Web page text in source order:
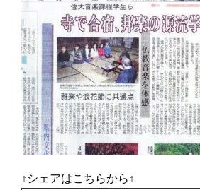
↑シェアはこちらから↑